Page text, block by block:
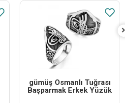
​​gümüş Osmanlı Tuğrası
Başparmak Erkek Yüzük